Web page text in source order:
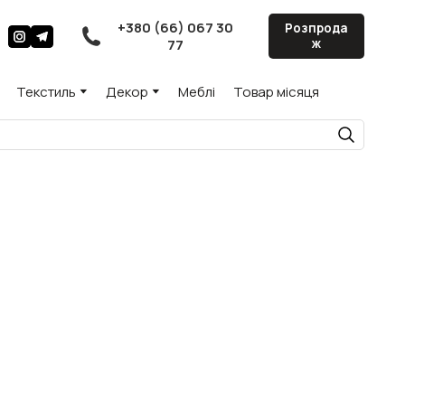
+380 (66) 067 30
77
Розпрода
ж
Текстиль Декор Меблі Товар місяця